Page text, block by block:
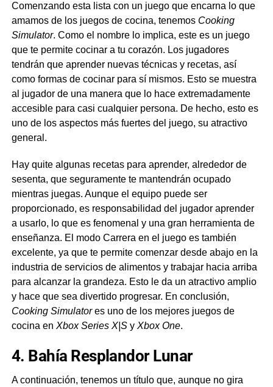
Ver
más
Comenzando esta lista con un juego que encarna lo que
amamos de los juegos de cocina, tenemos Cooking
Simulator. Como el nombre lo implica, este es un juego
que te permite cocinar a tu corazón. Los jugadores
tendrán que aprender nuevas técnicas y recetas, así
como formas de cocinar para sí mismos. Esto se muestra
al jugador de una manera que lo hace extremadamente
accesible para casi cualquier persona. De hecho, esto es
uno de los aspectos más fuertes del juego, su atractivo
general.
Hay quite algunas recetas para aprender, alrededor de
sesenta, que seguramente te mantendrán ocupado
mientras juegas. Aunque el equipo puede ser
proporcionado, es responsabilidad del jugador aprender
a usarlo, lo que es fenomenal y una gran herramienta de
enseñanza. El modo Carrera en el juego es también
excelente, ya que te permite comenzar desde abajo en la
industria de servicios de alimentos y trabajar hacia arriba
para alcanzar la grandeza. Esto le da un atractivo amplio
y hace que sea divertido progresar. En conclusión,
Cooking Simulatores uno de los mejores juegos de
cocina en Xbox Series X|Sy Xbox One.
4. Bahía Resplandor Lunar
A continuación, tenemos un título que, aunque no gira